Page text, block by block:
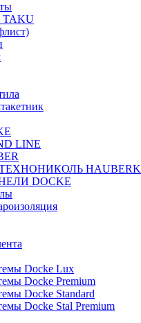
TAKU
LINE
ТЕХНОНИКОЛЬ HAUBERK
DOCKE
Docke Lux
Docke Premium
Docke Standard
Docke Stal Premium